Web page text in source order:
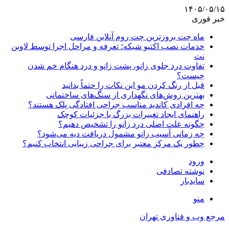
۱۴۰۵/۰۵/۱۵
خبر فوری
ماه چت بروزترین چت روم آنلاین فارسی
خدمات نصب اکتیو شبکه؛ تعرفه و مراحل اجرا توسط لاوین
نت
تفاوت درد جلوی زانو، پشت زانو و درد هنگام خم شدن
چیست؟
قبل از رنگ کردن مو این نکات را حتماً بدانید
بهترین روش‌های نگهداری از سنگ‌های ساختمانی
چه افرادی کاندید مناسب جراحی افتادگی پلک هستند؟
راهنمای ایجاد تغییرات بزرگ با جزئیات کوچک
چگونه علت اصلی درد زانو را تشخیص دهیم؟
چه زمانی آسیب زانو مشمول دریافت دیه می‌شود؟
چطور یک مرکز معتبر برای جراحی زیبایی انتخاب کنیم؟
ورود
نوشته تصادفی
سایدبار
منو
مرجع وب و فناوری تهران